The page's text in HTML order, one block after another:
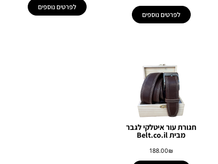
לפרטים נוספים
לפרטים נוספים
חגורת עור איטלקי לגבר
מבית Belt.co.il
188.00₪